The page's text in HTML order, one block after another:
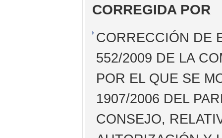
CORREGIDA POR
CORRECCIÓN DE
552/2009 DE LA
POR EL QUE SE
1907/2006 DEL
CONSEJO,